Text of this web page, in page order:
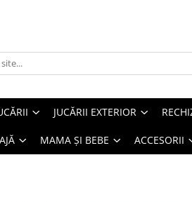
JUCĂRII EXTERIOR
MAMA ȘI BEBE ACCESORII